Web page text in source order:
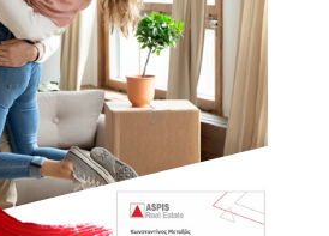
των οπαδών τα
περίοπτη θέση. “ΠΑΟΚ,
Πως εξηγείται αυτός